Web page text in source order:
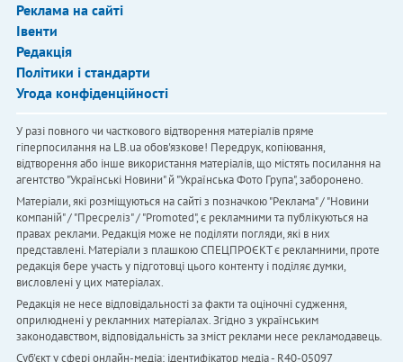
Реклама на сайті
Івенти
Редакція
Політики і стандарти
Угода конфіденційності
У разі повного чи часткового відтворення матеріалів пряме
гіперпосилання на LB.ua обов'язкове! Передрук, копіювання,
відтворення або інше використання матеріалів, що містять посилання на
агентство "Українськi Новини" й "Українська Фото Група", заборонено.
Матеріали, які розміщуються на сайті з позначкою "Реклама" / "Новини
компаній" / "Пресреліз" / "Promoted", є рекламними та публікуються на
правах реклами. Редакція може не поділяти погляди, які в них
представлені. Матеріали з плашкою СПЕЦПРОЄКТ є рекламними, проте
редакція бере участь у підготовці цього контенту і поділяє думки,
висловлені у цих матеріалах.
Редакція не несе відповідальності за факти та оціночні судження,
оприлюднені у рекламних матеріалах. Згідно з українським
законодавством, відповідальність за зміст реклами несе рекламодавець.
Cуб'єкт у сфері онлайн-медіа; ідентифікатор медіа - R40-05097